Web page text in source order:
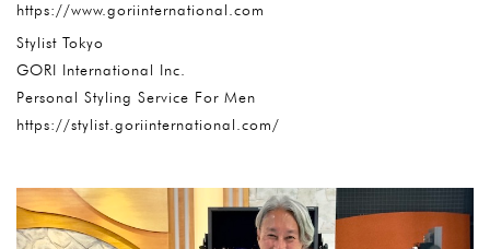
https://www.goriinternational.com
Stylist Tokyo
GORI International Inc.
Personal Styling Service For Men
https://stylist.goriinternational.com/